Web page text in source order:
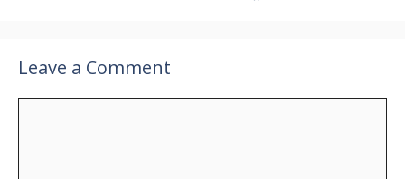
Leave a Comment